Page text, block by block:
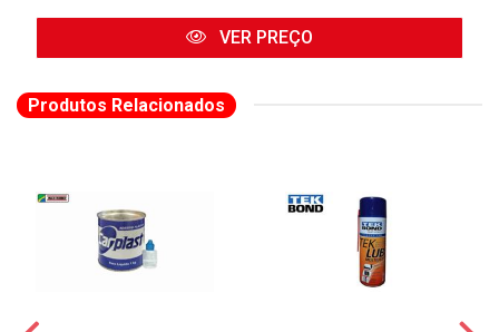
VER PREÇO
Produtos Relacionados